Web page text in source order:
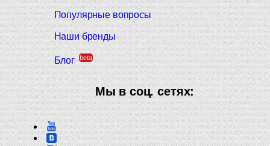
Популярные вопросы
Наши бренды
Блог beta
Мы в соц. сетях: